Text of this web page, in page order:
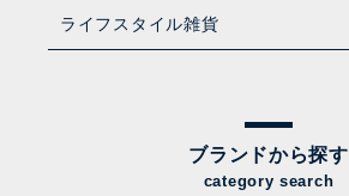
ライフスタイル雑貨
ブランドから探す
category search